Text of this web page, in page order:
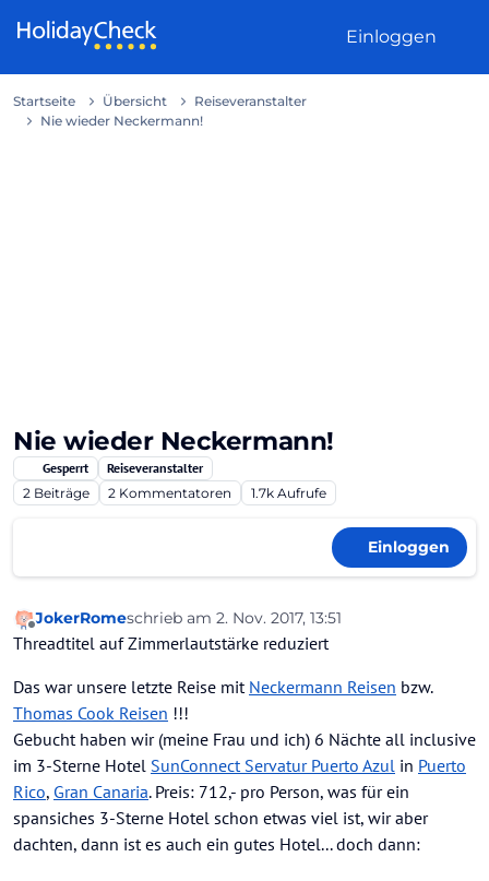
Einloggen
Startseite Übersicht
Reiseveranstalter
Nie wieder Neckermann!
Nie wieder Neckermann!
Gesperrt
Reiseveranstalter
2 Beiträge 2 Kommentatoren 1.7k Aufrufe
Einloggen
Offline
JokerRomeschrieb am 2. Nov. 2017, 13:51
zuletzt editiert von Ahotep2
Threadtitel auf Zimmerlautstärke reduziert
Das war unsere letzte Reise mit Neckermann Reisen bzw.
Thomas Cook Reisen !!!
Gebucht haben wir (meine Frau und ich) 6 Nächte all inclusive
im 3-Sterne Hotel SunConnect Servatur Puerto Azul in Puerto
Rico, Gran Canaria. Preis: 712,- pro Person, was für ein
spansiches 3-Sterne Hotel schon etwas viel ist, wir aber
dachten, dann ist es auch ein gutes Hotel... doch dann: